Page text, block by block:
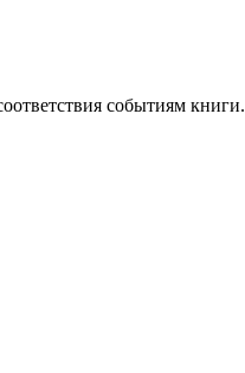
событиям книги.